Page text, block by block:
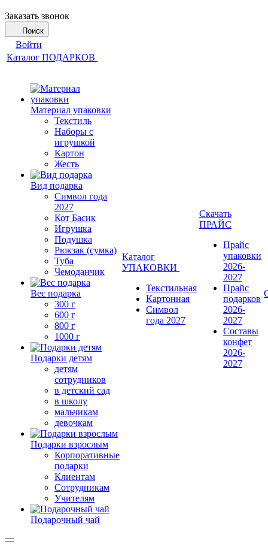
Заказать звонок
Поиск
Войти
Каталог ПОДАРКОВ
Материал упаковки
Текстиль
Наборы с
игрушкой
Картон
Жесть
Вид подарка
Символ года
2027
Кот Басик
Игрушка
Подушка
Рюкзак (сумка)
Туба
Чемоданчик
Вес подарка
300 г
600 г
800 г
1000 г
Подарки детям
детям
сотрудников
в детский сад
в школу
мальчикам
девочкам
Подарки взрослым
Корпоративные
подарки
Клиентам
Сотрудникам
Учителям
Подарочный чай
Каталог
УПАКОВКИ
Текстильная
Картонная
Символ
года 2027
Скачать
ПРАЙС
Прайс
упаковки
2026-
2027
Прайс
подарков
2026-
2027
Составы
конфет
2026-
2027